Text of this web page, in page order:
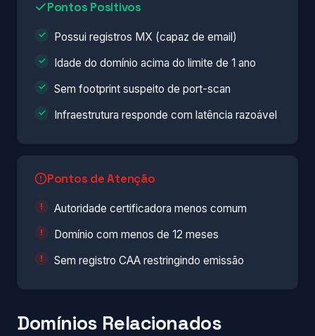
Pontos Positivos
Possui registros MX (capaz de email)
Idade do domínio acima do limite de 1 ano
Sem footprint suspeito de port-scan
Infraestrutura responde com latência razoável
Pontos de Atenção
Autoridade certificadora menos comum
Domínio com menos de 12 meses
Sem registro CAA restringindo emissão
Domínios Relacionados